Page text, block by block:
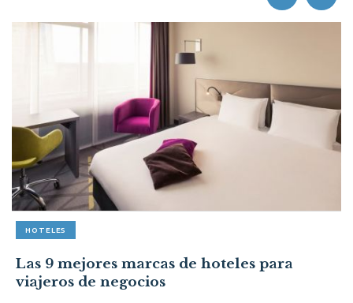
HOTELES
Las 9 mejores marcas de hoteles para
viajeros de negocios